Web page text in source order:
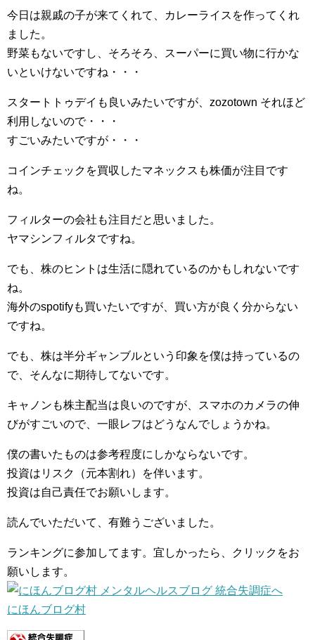
今日は親戚の子が来てくれて、カレーライスを作ってくれ
ました。
野菜もないですし、そろそろ、スーパーに買い物に行かな
いといけないですね・・・
スタートトゥデイも良いみたいですが、zozotown それほど
利用しないので・・・
すごいみたいですが・・・
コインチェックを買収したマネックスも株価が注目です
ね。
フィルターの会社も注目だと思いました。
ヤマシンフィルタですね。
でも、株のヒントは生活に隠れているのかもしれないです
ね。
海外のspotifyも買いたいですが、買い方が良く分からない
ですね。
でも、株は半分ギャンブルという印象を僕は持っているの
で、そんなに期待してないです。
キャノンも株主配当は良いのですが、スマホのカメラの伸
びがすごいので、一眼レフはどうなんでしょうかね。
僕の書いたものは参考程度にしかならないです。
投資はリスク（元本割れ）を伴います。
投資は自己責任でお願いします。
読んでいただいて、有難うございました。
ランキングに参加してます。宜しかったら、クリックをお
願いします。
にほんブログ村